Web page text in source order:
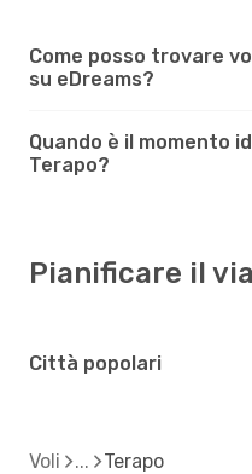
Come posso trovare
su eDreams?
Quando è il momento
Terapo?
Pianificare il
Città popolari
Voli Terapo